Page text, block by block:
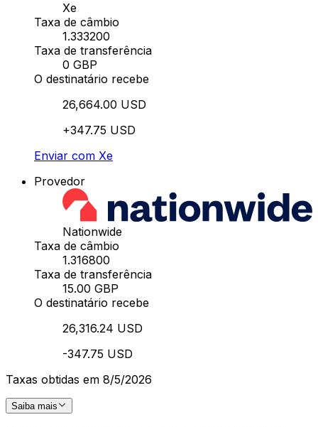
Xe
Taxa de câmbio
1.333200
Taxa de transferência
0 GBP
O destinatário recebe
26,664.00 USD
+347.75 USD
Enviar com Xe
Provedor
Nationwide
Taxa de câmbio
1.316800
Taxa de transferência
15.00 GBP
O destinatário recebe
26,316.24 USD
-347.75 USD
Taxas obtidas em 8/5/2026
Saiba mais